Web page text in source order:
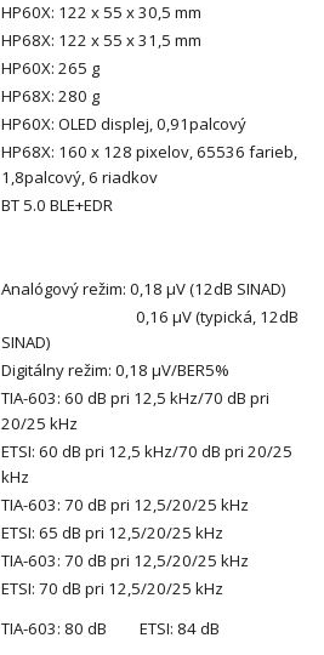
HP60X: 122 x 55 x 30,5 mm
HP68X: 122 x 55 x 31,5 mm
HP60X: 265 g
HP68X: 280 g
HP60X: OLED displej, 0,91palcový
HP68X: 160 x 128 pixelov, 65536 farieb,
1,8palcový, 6 riadkov
BT 5.0 BLE+EDR
Analógový režim: 0,18 μV (12dB SINAD)
0,16 μV (typická, 12dB
SINAD)
Digitálny režim: 0,18 μV/BER5%
TIA-603: 60 dB pri 12,5 kHz/70 dB pri
20/25 kHz
ETSI: 60 dB pri 12,5 kHz/70 dB pri 20/25
kHz
TIA-603: 70 dB pri 12,5/20/25 kHz
ETSI: 65 dB pri 12,5/20/25 kHz
TIA-603: 70 dB pri 12,5/20/25 kHz
ETSI: 70 dB pri 12,5/20/25 kHz
TIA-603: 80 dB ETSI: 84 dB